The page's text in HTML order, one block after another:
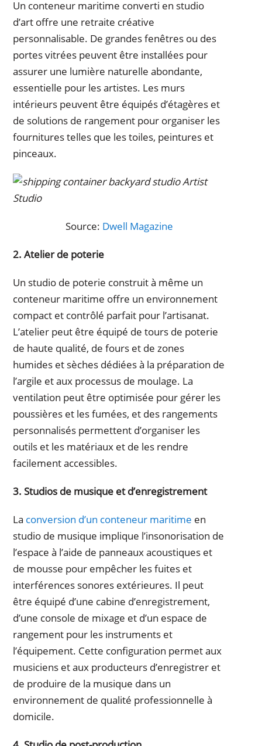
Un conteneur maritime converti en studio
d’art offre une retraite créative
personnalisable. De grandes fenêtres ou des
portes vitrées peuvent être installées pour
assurer une lumière naturelle abondante,
essentielle pour les artistes. Les murs
intérieurs peuvent être équipés d’étagères et
de solutions de rangement pour organiser les
fournitures telles que les toiles, peintures et
pinceaux.
Source: Dwell Magazine
2. Atelier de poterie
Un studio de poterie construit à même un
conteneur maritime offre un environnement
compact et contrôlé parfait pour l’artisanat.
L’atelier peut être équipé de tours de poterie
de haute qualité, de fours et de zones
humides et sèches dédiées à la préparation de
l’argile et aux processus de moulage. La
ventilation peut être optimisée pour gérer les
poussières et les fumées, et des rangements
personnalisés permettent d’organiser les
outils et les matériaux et de les rendre
facilement accessibles.
3. Studios de musique et d’enregistrement
La conversion d’un conteneur maritime en
studio de musique implique l’insonorisation de
l’espace à l’aide de panneaux acoustiques et
de mousse pour empêcher les fuites et
interférences sonores extérieures. Il peut
être équipé d’une cabine d’enregistrement,
d’une console de mixage et d’un espace de
rangement pour les instruments et
l’équipement. Cette configuration permet aux
musiciens et aux producteurs d’enregistrer et
de produire de la musique dans un
environnement de qualité professionnelle à
domicile.